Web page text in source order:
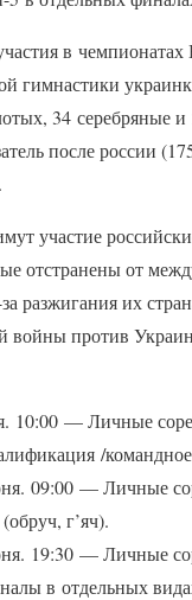
в
гимнастики
34 серебряные
после россии
участие
отстранены от
разжигания их
войны против
10:00 — Личные
/командное
09:00 — Личные
г’яч).
19:30 — Личные
в отдельных